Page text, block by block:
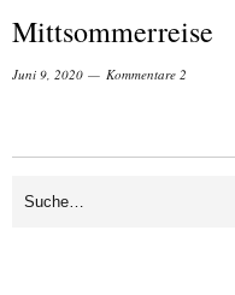
Mittsommerreise
Juni 9, 2020 Kommentare 2